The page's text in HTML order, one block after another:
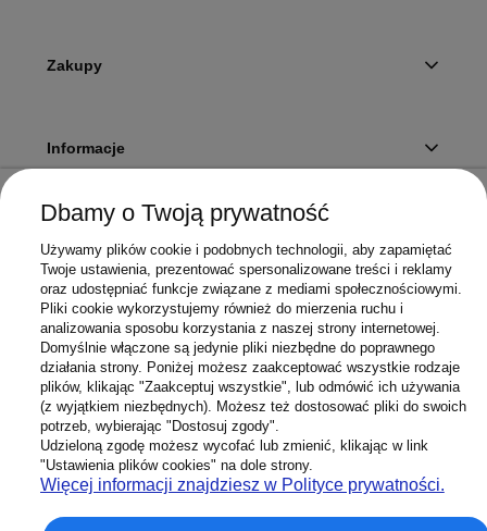
Zakupy
Informacje
Twoje konto
Sklep
Infolinia: 603 658 272
Mail:Sklep@Superbateria.pl
(pon-pt 8:00-15:30)
Dbamy o Twoją prywatność
Używamy plików cookie i podobnych technologii, aby zapamiętać
Twoje ustawienia, prezentować spersonalizowane treści i reklamy
oraz udostępniać funkcje związane z mediami społecznościowymi.
Pliki cookie wykorzystujemy również do mierzenia ruchu i
analizowania sposobu korzystania z naszej strony internetowej.
Domyślnie włączone są jedynie pliki niezbędne do poprawnego
działania strony. Poniżej możesz zaakceptować wszystkie rodzaje
plików, klikając "Zaakceptuj wszystkie", lub odmówić ich używania
(z wyjątkiem niezbędnych). Możesz też dostosować pliki do swoich
potrzeb, wybierając "Dostosuj zgody".
Udzieloną zgodę możesz wycofać lub zmienić, klikając w link
"Ustawienia plików cookies" na dole strony.
Więcej informacji znajdziesz w Polityce prywatności.